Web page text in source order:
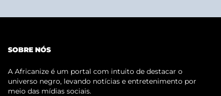
SOBRE NÓS
A Africanize é um portal com intuito de destacar o
universo negro, levando notícias e entretenimento por
meio das mídias sociais.